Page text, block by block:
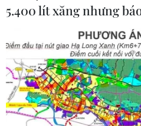
5.400 lít xăng nhưng